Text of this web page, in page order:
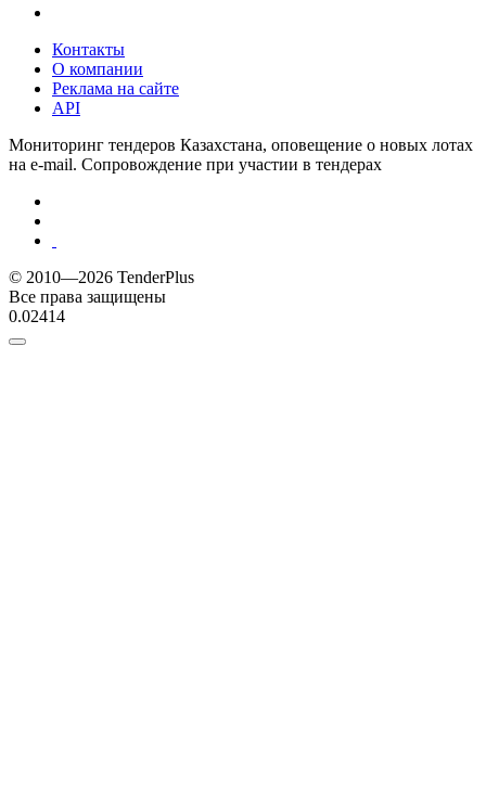
Контакты
О компании
Реклама на сайте
API
Мониторинг тендеров Казахстана, оповещение о новых лотах
на e-mail. Сопровождение при участии в тендерах
© 2010—2026 TenderPlus
Все права защищены
0.02414